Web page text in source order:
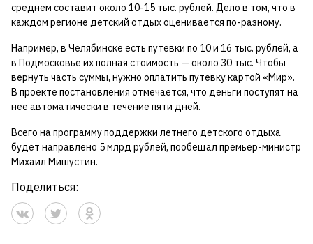
среднем составит около 10-15 тыс. рублей. Дело в том, что в
каждом регионе детский отдых оценивается по-разному.
Например, в Челябинске есть путевки по 10 и 16 тыс. рублей, а
в Подмосковье их полная стоимость — около 30 тыс. Чтобы
вернуть часть суммы, нужно оплатить путевку картой «Мир».
В проекте постановления отмечается, что деньги поступят на
нее автоматически в течение пяти дней.
Всего на программу поддержки летнего детского отдыха
будет направлено 5 млрд рублей, пообещал премьер-министр
Михаил Мишустин.
Поделиться: